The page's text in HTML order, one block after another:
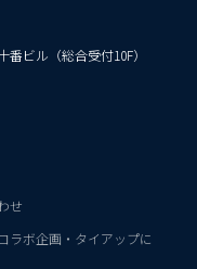
ビル（総合受付10F）
せ
ラボ企画・タイアップに